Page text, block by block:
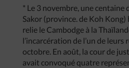
* Le 3 novembre, une centaine
Sakor (province. de Koh
relie le Cambodge à la
l’incarcération de l’un de
octobre. En août, la cour de
avait convoqué quatre